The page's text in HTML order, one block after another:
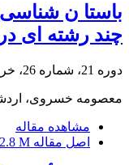
باستا ن
چند رشته ای
دوره 21، شماره 26، خرداد 1401، صفحه
معصومه خسروی،
مشاهده مقاله
اصل مقاله 2.8 M